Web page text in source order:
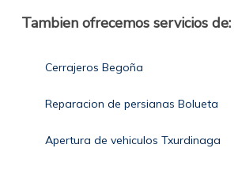
Tambien ofrecemos servicios de:
Cerrajeros Begoña
Reparacion de persianas Bolueta
Apertura de vehiculos Txurdinaga